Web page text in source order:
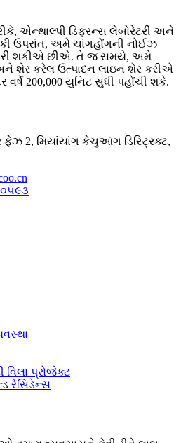
એન્થાલ્પી ડિફરન્સ લેબોરેટરી અને
ઉપરાંત, અમે ચાંગહોંગની નોઈઝ
કરી શકીએ છીએ. તે જ સમયે, અમે
શેર કરેલ ઉત્પાદન લાઇન શેર કરીએ
વર્ષે 200,000 યુનિટ સુધી પહોંચી શકે.
ફેઝ 2, મિયાંયાંગ કેચુઆંગ ડિસ્ટ્રિક્ટ,
પ્રોજેક્ટ
રેસિડેન્સ